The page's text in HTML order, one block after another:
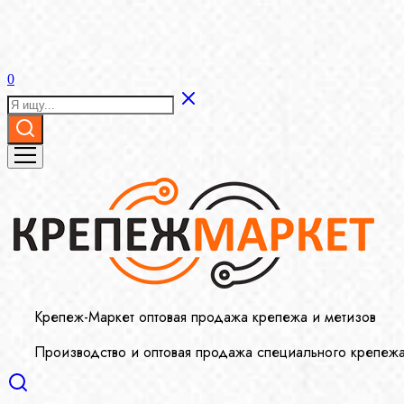
0
Крепеж-Маркет оптовая продажа крепежа и метизов
Производство и оптовая продажа специального